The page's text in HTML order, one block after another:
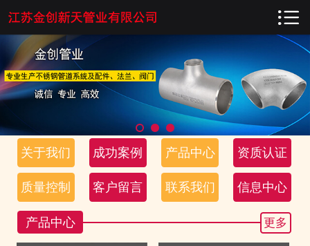
关于我们
成功案例
产品中心
资质认证
质量控制

关于我们 成功案例 产品中心 资质认证
质量控制 客户留言 联系我们 信息中心
产品中心 更多